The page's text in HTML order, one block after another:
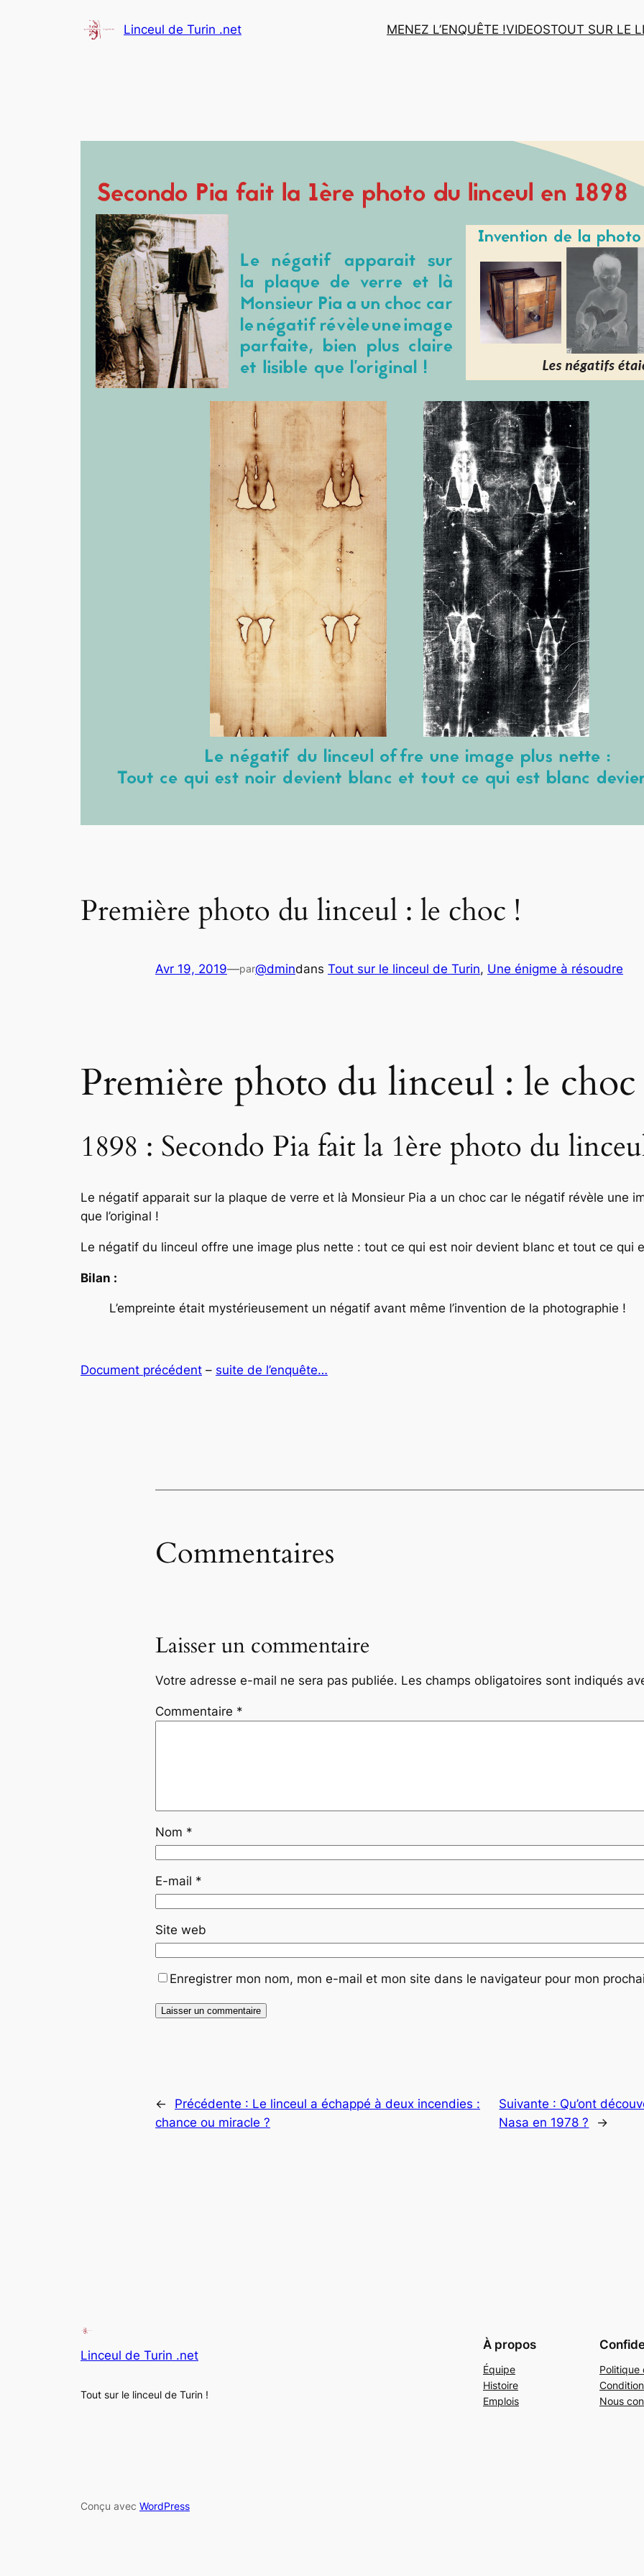
Linceul de Turin .net MENEZ L’ENQUÊTE !VIDEOSTOUT SUR LE
Première photo du linceul : le choc !
Avr 19, 2019—par@dmindans Tout sur le linceul de Turin, Une énigme à résoudre
Première photo du linceul : le choc
1898 : Secondo Pia fait la 1ère photo du
Le négatif apparait sur la plaque de verre et là Monsieur Pia a un choc car le négatif révèle une
que l’original !
Le négatif du linceul offre une image plus nette : tout ce qui est noir devient blanc et tout ce qui
Bilan :
L’empreinte était mystérieusement un négatif avant même l’invention de la photographie !
Document précédent – suite de l’enquête…
Commentaires
Laisser un commentaire
Votre adresse e-mail ne sera pas publiée. Les champs obligatoires sont indiqués
Commentaire *
Nom *
E-mail *
Site web
Enregistrer mon nom, mon e-mail et mon site dans le navigateur pour mon
← Précédente : Le linceul a échappé à deux incendies :
chance ou miracle ?
Suivante : Qu’ont
Nasa en 1978 ?
→
Linceul de Turin .net
Tout sur le linceul de Turin !
À propos
Équipe
Histoire
Emplois
Politique
Nous
Conçu avec WordPress